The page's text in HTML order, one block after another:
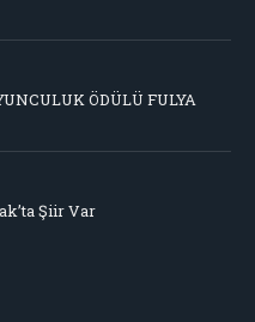
ÖDÜLÜ FULYA
Şiir Var